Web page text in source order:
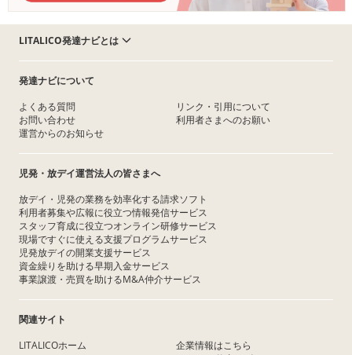
LITALICO発達ナビとは
発達ナビについて
よくある質問
お問い合わせ
運営からのお知らせ
リンク・引用について
利用者さまへのお願い
児発・放デイ運営法人の皆さまへ
放デイ・児発の業務を効率化する請求ソフト
利用者募集や広報に役立つ情報発信サービス
スタッフ育成に役立つオンライン研修サービス
現場ですぐに使える支援プログラムサービス
児発放デイの開業支援サービス
資金繰りを助ける早期入金サービス
事業譲渡・売買を助けるM&A仲介サービス
関連サイト
LITALICOホーム
企業情報はこちら